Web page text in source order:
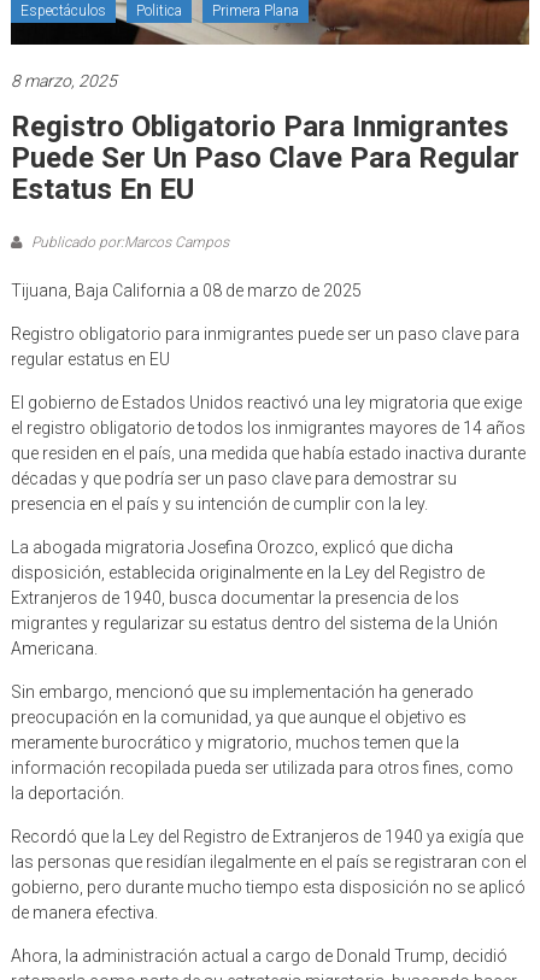
Espectáculos Politica Primera Plana
8 marzo, 2025
Registro Obligatorio Para Inmigrantes
Puede Ser Un Paso Clave Para Regular
Estatus En EU
Publicado por:Marcos Campos
Tijuana, Baja California a 08 de marzo de 2025
Registro obligatorio para inmigrantes puede ser un paso clave para
regular estatus en EU
El gobierno de Estados Unidos reactivó una ley migratoria que exige
el registro obligatorio de todos los inmigrantes mayores de 14 años
que residen en el país, una medida que había estado inactiva durante
décadas y que podría ser un paso clave para demostrar su
presencia en el país y su intención de cumplir con la ley.
La abogada migratoria Josefina Orozco, explicó que dicha
disposición, establecida originalmente en la Ley del Registro de
Extranjeros de 1940, busca documentar la presencia de los
migrantes y regularizar su estatus dentro del sistema de la Unión
Americana.
Sin embargo, mencionó que su implementación ha generado
preocupación en la comunidad, ya que aunque el objetivo es
meramente burocrático y migratorio, muchos temen que la
información recopilada pueda ser utilizada para otros fines, como
la deportación.
Recordó que la Ley del Registro de Extranjeros de 1940 ya exigía que
las personas que residían ilegalmente en el país se registraran con el
gobierno, pero durante mucho tiempo esta disposición no se aplicó
de manera efectiva.
Ahora, la administración actual a cargo de Donald Trump, decidió